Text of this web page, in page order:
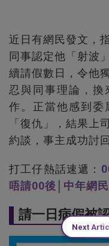
近日有網民發文，
同事認定他「射波
續請假數日，令他
忍與同事理論，換
作。正當他感到委
「復仇」，結果上
約談，事主成功討
打工仔熱話速遞：
唔請00後
中年網
請一日病假被
Next